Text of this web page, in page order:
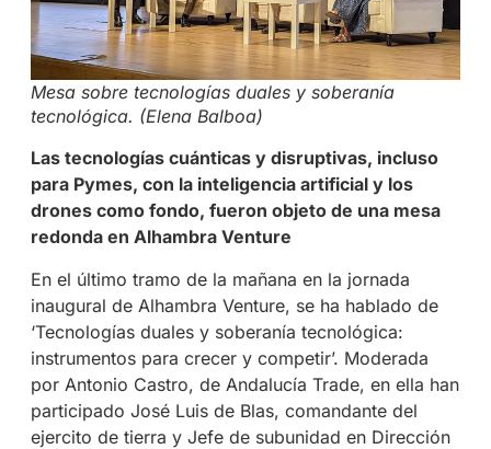
Mesa sobre tecnologías duales y soberanía
tecnológica. (Elena Balboa)
Las tecnologías cuánticas y disruptivas, incluso
para Pymes, con la inteligencia artificial y los
drones como fondo, fueron objeto de una mesa
redonda en Alhambra Venture
En el último tramo de la mañana en la jornada
inaugural de Alhambra Venture, se ha hablado de
‘Tecnologías duales y soberanía tecnológica:
instrumentos para crecer y competir’. Moderada
por Antonio Castro, de Andalucía Trade, en ella han
participado José Luis de Blas, comandante del
ejercito de tierra y Jefe de subunidad en Dirección